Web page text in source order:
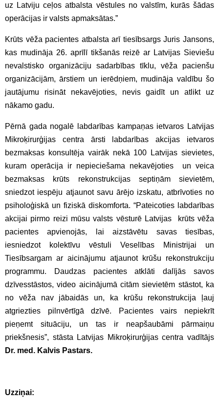
uz Latviju ceļos atbalsta vēstules no valstīm, kurās šādas
operācijas ir valsts apmaksātas.”
Krūts vēža pacientes atbalsta arī tiesībsargs Juris Jansons,
kas mudināja 26. aprīlī tikšanās reizē ar Latvijas Sieviešu
nevalstisko organizāciju sadarbības tīklu, vēža pacienšu
organizācijām, ārstiem un ierēdņiem, mudināja valdību šo
jautājumu risināt nekavējoties, nevis gaidīt un atlikt uz
nākamo gadu.
Pērnā gada nogalē labdarības kampaņas ietvaros Latvijas
Mikroķirurģijas centra ārsti labdarības akcijas ietvaros
bezmaksas konsultēja vairāk nekā 100 Latvijas sievietes,
kuram operācija ir nepieciešama nekavējoties un veica
bezmaksas krūts rekonstrukcijas septiņām sievietēm,
sniedzot iespēju atjaunot savu ārējo izskatu, atbrīvoties no
psiholoģiskā un fiziskā diskomforta. “Pateicoties labdarības
akcijai pirmo reizi mūsu valsts vēsturē Latvijas krūts vēža
pacientes apvienojās, lai aizstāvētu savas tiesības,
iesniedzot kolektīvu vēstuli Veselības Ministrijai un
Tiesībsargam ar aicinājumu atjaunot krūšu rekonstrukciju
programmu. Daudzas pacientes atklāti dalījās savos
dzīvesstāstos, video aicinājumā citām sievietēm stāstot, ka
no vēža nav jābaidās un, ka krūšu rekonstrukcija ļauj
atgriezties pilnvērtīgā dzīvē. Pacientes vairs nepiekrīt
pieņemt situāciju, un tas ir neapšaubāmi pārmaiņu
priekšnesis”, stāsta Latvijas Mikroķirurģijas centra vadītājs
Dr. med. Kalvis Pastars.
Uzziņai: